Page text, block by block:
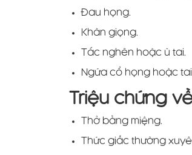
Đau họng.
Khàn giọng.
Tắc nghẽn hoặc ù tai.
Ngứa cổ họng hoặc
Triệu chứng
Thở bằng miệng.
Thức giấc thường